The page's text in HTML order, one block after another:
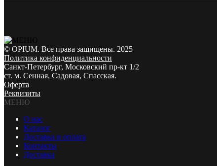
© OPIUM. Все права защищены. 2025
Политика конфиденциальности
Санкт-Петербург, Московский пр-кт 1/2
ст. м. Сенная, Садовая, Спасская.
Оферта
Реквизиты
МЕНЮ
О нас
Каталог
Доставка и оплата
Контакты
Доставка